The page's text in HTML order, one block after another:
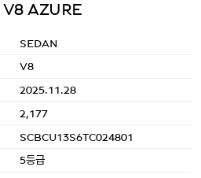
AZURE
SEDAN
V8
2025.11.28
2,177
SCBCU13S6TC024801
5등급